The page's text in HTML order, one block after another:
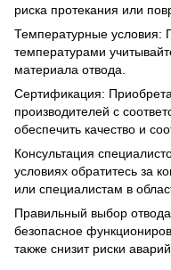
риска протекания или
Температурные условия:
температурами
материала отвода.
Сертификация:
производителей с
обеспечить качество и
Консультация
условиях обратитесь за
или специалистам в
Правильный выбор
безопасное
также снизит риски